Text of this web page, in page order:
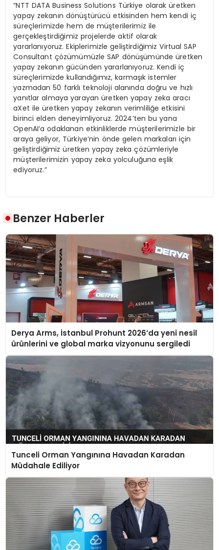
“NTT DATA Business Solutions Türkiye olarak üretken
yapay zekanın dönüştürücü etkisinden hem kendi iç
süreçlerimizde hem de müşterilerimiz ile
gerçekleştirdiğimiz projelerde aktif olarak
yararlanıyoruz. Ekiplerimizle geliştirdiğimiz Virtual SAP
Consultant çözümümüzle SAP dönüşümünde üretken
yapay zekanın gücünden yararlanıyoruz. Kendi iç
süreçlerimizde kullandığımız, karmaşık istemler
yazmadan 50 farklı teknoloji alanında doğru ve hızlı
yanıtlar almaya yarayan üretken yapay zeka aracı
aXet ile üretken yapay zekanın verimliliğe etkisini
birinci elden deneyimliyoruz. 2024’ten bu yana
OpenAI’a odaklanan etkinliklerde müşterilerimizle bir
araya geliyor, Türkiye’nin önde gelen markaları için
geliştirdiğimiz üretken yapay zeka çözümleriyle
müşterilerimizin yapay zeka yolculuğuna eşlik
ediyoruz.”
Benzer Haberler
Derya Arms, İstanbul Prohunt 2026’da yeni nesil
ürünlerini ve global marka vizyonunu sergiledi
Tunceli Orman Yangınına Havadan Karadan
Müdahale Ediliyor